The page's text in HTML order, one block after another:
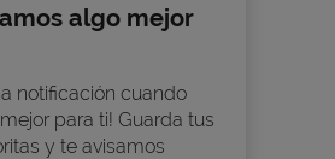
algo mejor
notificación cuando
para ti! Guarda tus
y te avisamos